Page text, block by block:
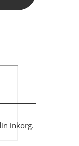
inkorg.